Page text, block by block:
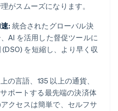
がスムーズになります。
: 統合されたグローバル決
AI を活用した督促ツールに
を短縮し、より早く収
の言語、135 以上の通貨、
ポートする最先端の決済体
クセスは簡単で、セルフサ